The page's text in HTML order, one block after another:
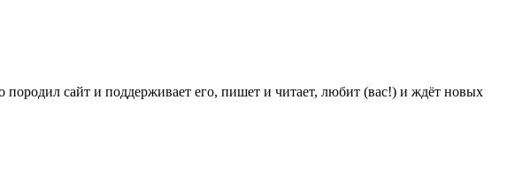
сайт и поддерживает его, пишет и читает, любит (вас!) и ждёт новых